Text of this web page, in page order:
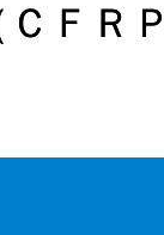
ＦＲ